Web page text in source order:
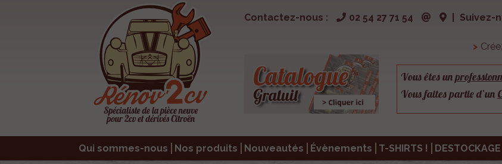
Contactez-nous : 02 54 27 71 54 Suivez-
>
Vous êtes un
Vous faites partie d’un
Qui sommes-nous Nos produits Nouveautés Évènements T-SHIRTS ! DESTOCKAGE